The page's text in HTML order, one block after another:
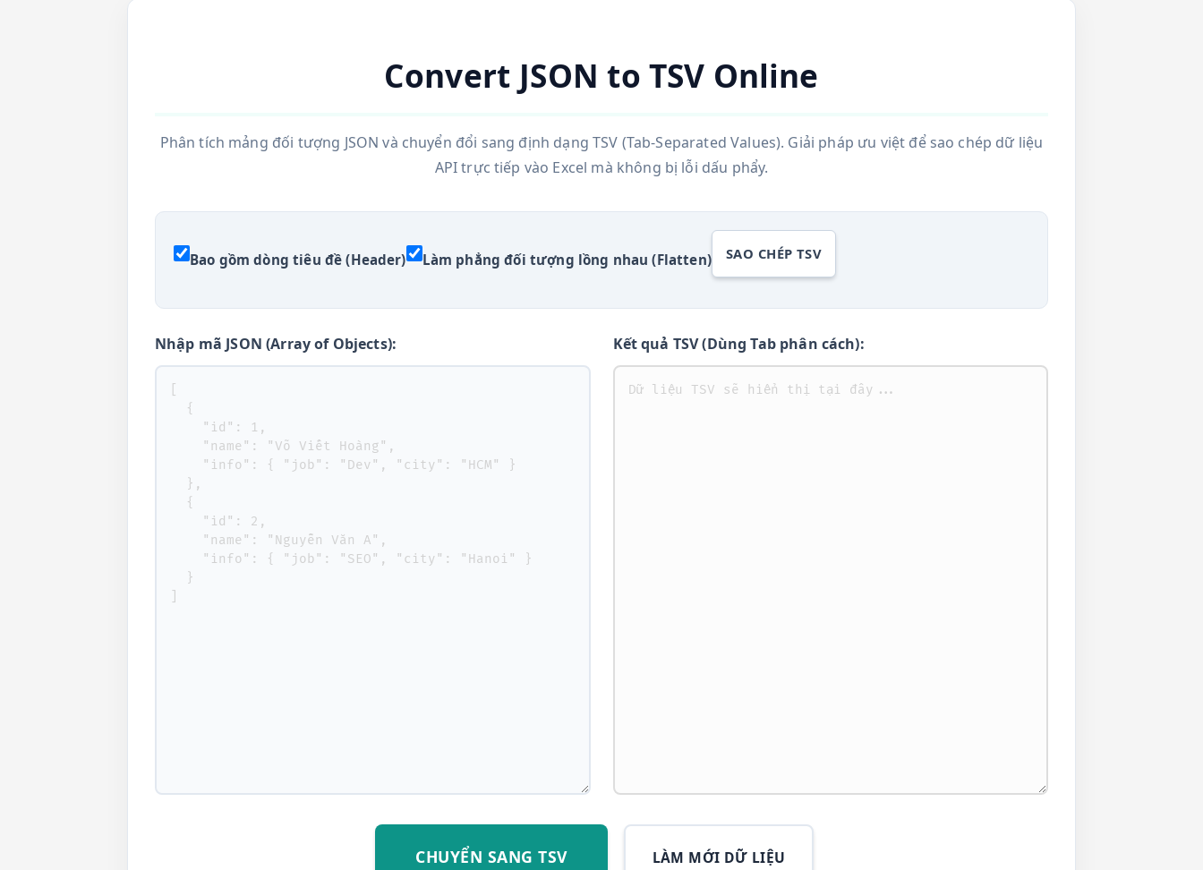
Convert JSON to TSV Online
Phân tích mảng đối tượng JSON và chuyển đổi sang định dạng TSV (Tab-Separated Values). Giải pháp ưu việt để sao chép dữ liệu
API trực tiếp vào Excel mà không bị lỗi dấu phẩy.
Bao gồm dòng tiêu đề (Header) Làm phẳng đối tượng lồng nhau (Flatten) SAO CHÉP TSV
Nhập mã JSON (Array of Objects): Kết quả TSV (Dùng Tab phân cách):
CHUYỂN SANG TSV LÀM MỚI DỮ LIỆU